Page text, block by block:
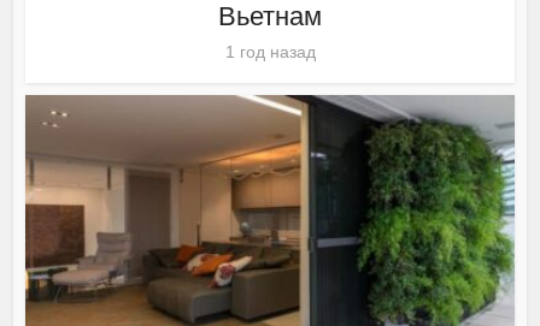
Вьетнам
1 год назад